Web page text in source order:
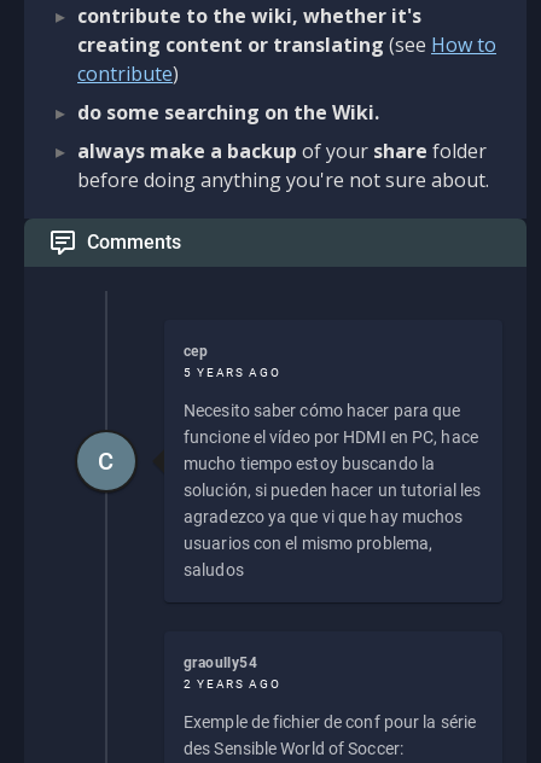
contribute to the wiki, whether it's
creating content or translating (see How to
contribute)
do some searching on the Wiki.
always make a backup of your share folder
before doing anything you're not sure about.
Comments
cep
5 YEARS AGO
Necesito saber cómo hacer para que
funcione el vídeo por HDMI en PC, hace
mucho tiempo estoy buscando la
solución, si pueden hacer un tutorial les
agradezco ya que vi que hay muchos
usuarios con el mismo problema,
saludos
C
graoully54
2 YEARS AGO
Exemple de fichier de conf pour la série
des Sensible World of Soccer: